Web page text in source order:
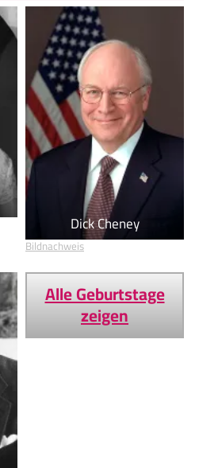
Dick Cheney
Bildnachweis
Alle Geburtstage
zeigen